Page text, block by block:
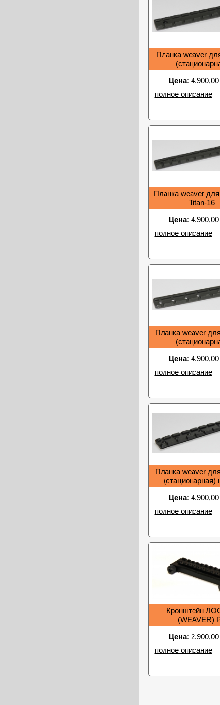
Планка weaver
Цена:
полное описание
Планка weaver
Titan-16
Цена:
полное описание
Планка weaver
Цена:
полное описание
Планка weaver
(стационарная)
образца
Цена:
полное описание
Кронштейн
(WEAVER)
Цена:
полное описание